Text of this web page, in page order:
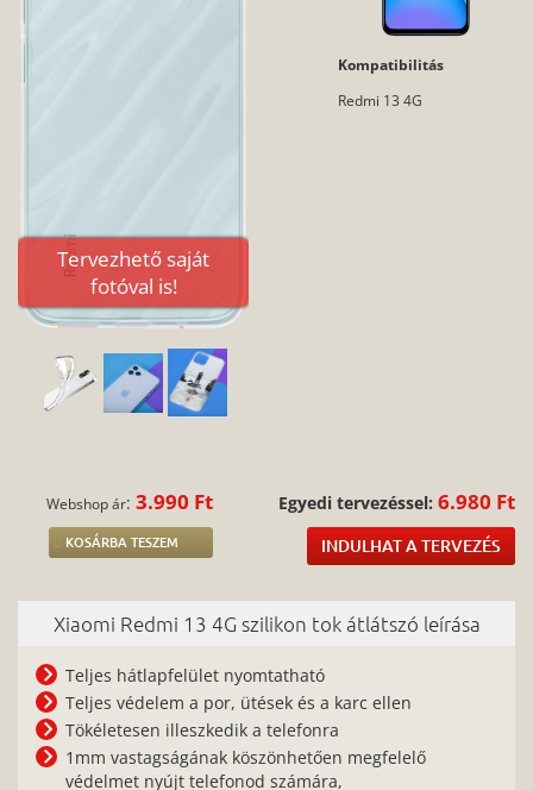
Tervezhető saját
fotóval is!
Kompatibilitás
Redmi 13 4G
Webshop ár:3.990 Ft
KOSÁRBA TESZEM
Egyedi tervezéssel: 6.980 Ft
INDULHAT A TERVEZÉS
Xiaomi Redmi 13 4G szilikon tok átlátszó leírása
Teljes hátlapfelület nyomtatható
Teljes védelem a por, ütések és a karc ellen
Tökéletesen illeszkedik a telefonra
1mm vastagságának köszönhetően megfelelő
védelmet nyújt telefonod számára,